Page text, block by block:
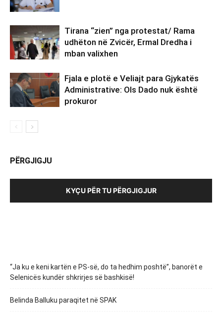
Tirana “zien” nga protestat/ Rama
udhëton në Zvicër, Ermal Dredha i
mban valixhen
Fjala e plotë e Veliajt para Gjykatës
Administrative: Ols Dado nuk është
prokuror
PËRGJIGJU
KYÇU PËR TU PËRGJIGJUR
“Ja ku e keni kartën e PS-së, do ta hedhim poshtë”, banorët e
Selenicës kundër shkrirjes së bashkisë!
Belinda Balluku paraqitet në SPAK